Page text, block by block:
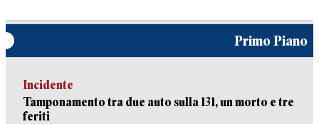
Primo Piano
Incidente
Tamponamento tra due auto sulla 131, un morto e tre
feriti